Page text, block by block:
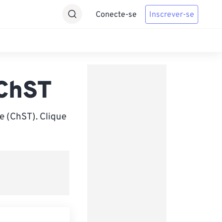
Conecte-se Inscrever-se
(ChST). Clique